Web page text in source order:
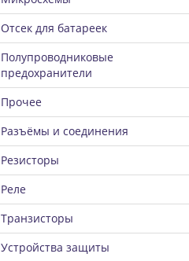
Отсек для батареек
Полупроводниковые
предохранители
Прочее
Разъёмы и соединения
Резисторы
Реле
Транзисторы
Устройства защиты